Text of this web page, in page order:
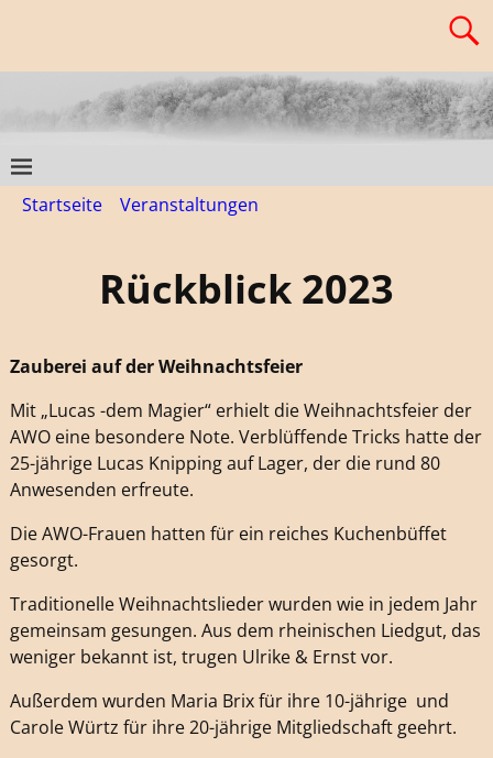
Startseite Veranstaltungen
Rückblick 2023
Zauberei auf der Weihnachtsfeier
Mit „Lucas -dem Magier“ erhielt die Weihnachtsfeier der
AWO eine besondere Note. Verblüffende Tricks hatte der
25-jährige Lucas Knipping auf Lager, der die rund 80
Anwesenden erfreute.
Die AWO-Frauen hatten für ein reiches Kuchenbüffet
gesorgt.
Traditionelle Weihnachtslieder wurden wie in jedem Jahr
gemeinsam gesungen. Aus dem rheinischen Liedgut, das
weniger bekannt ist, trugen Ulrike & Ernst vor.
Außerdem wurden Maria Brix für ihre 10-jährige und
Carole Würtz für ihre 20-jährige Mitgliedschaft geehrt.